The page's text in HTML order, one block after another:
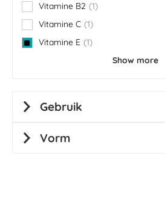
Vitamine B2
1
item
Vitamine C 1
item
Vitamine E 1
item
Show more
Gebruik
Vorm